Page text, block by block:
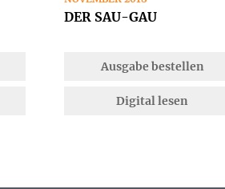
DER SAU-GAU
Ausgabe bestellen
Digital lesen